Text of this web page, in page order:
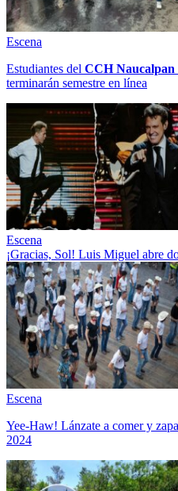
Escena
Estudiantes del CCH Naucalpan
terminarán semestre en línea
Escena
¡Gracias, Sol! Luis Miguel abre
Escena
Yee-Haw! Lánzate a comer y
2024